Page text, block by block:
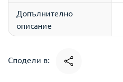
Допълнително
описание
Сподели в: